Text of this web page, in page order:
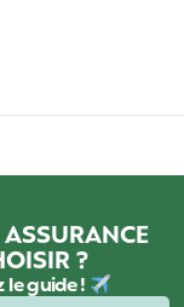
?
le guide !